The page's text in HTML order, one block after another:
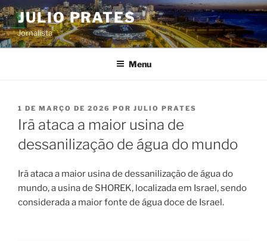
Pular
para
o
conteúdo
JULIO PRATES
Jornalista
Menu
PUBLICADO
EM
1 DE MARÇO DE 2026 POR JULIO PRATES
Irã ataca a maior usina de
dessanilização de água do mundo
Irã ataca a maior usina de dessanilização de água do
mundo, a usina de SHOREK, localizada em Israel, sendo
considerada a maior fonte de água doce de Israel.